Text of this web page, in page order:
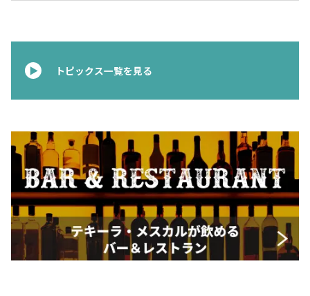
トピックス一覧を見る